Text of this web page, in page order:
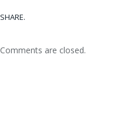
SHARE.
Comments are closed.